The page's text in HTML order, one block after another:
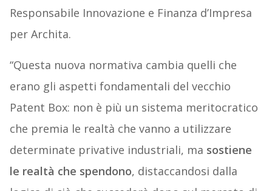
Responsabile Innovazione e Finanza d’Impresa
per Archita.
“Questa nuova normativa cambia quelli che
erano gli aspetti fondamentali del vecchio
Patent Box: non è più un sistema meritocratico
che premia le realtà che vanno a utilizzare
determinate privative industriali, ma sostiene
le realtà che spendono, distaccandosi dalla